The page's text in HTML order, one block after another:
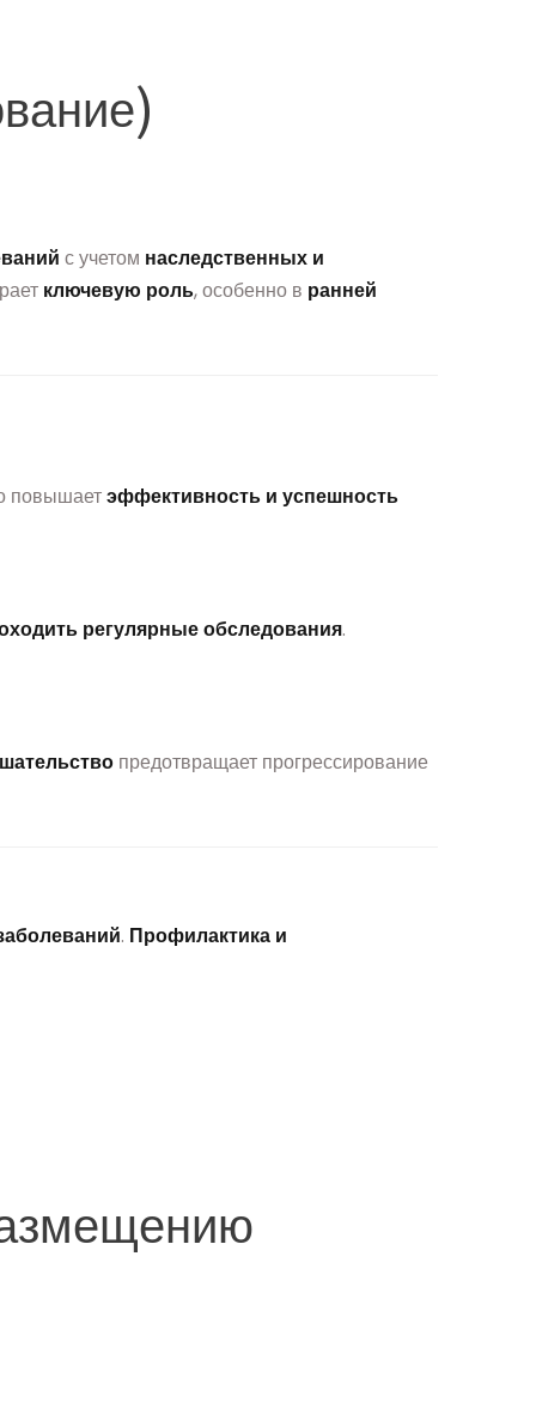
с учетом наследственных и
ключевую роль, особенно в ранней
повышаетэффективность и успешность
регулярные обследования.
предотвращает прогрессирование
. Профилактика и